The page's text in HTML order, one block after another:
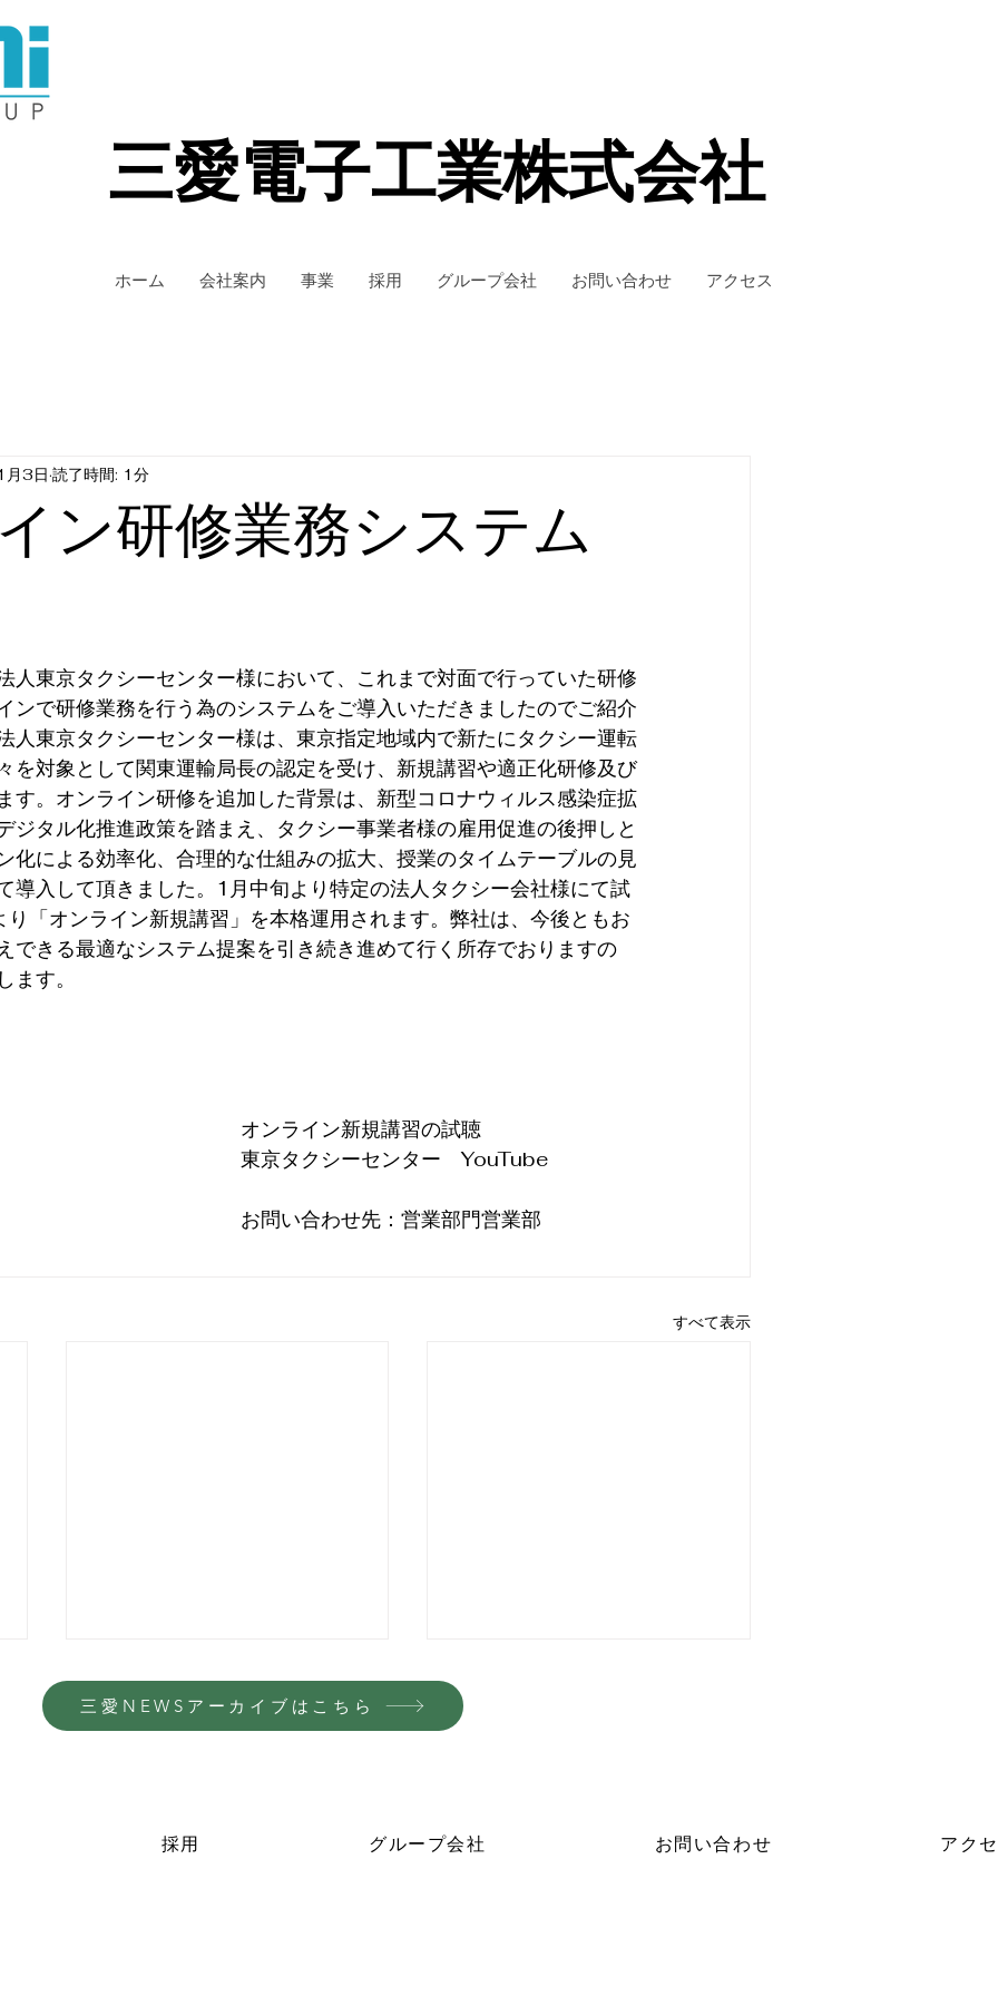
三愛電子工業株式会社
ホーム 会社案内 事業 採用 グループ会社 お問い合わせ アクセス
ン研修業務システム
3日 読了時間: 1分
東京タクシーセンター様において、これまで対面で行っていた研修
ンで研修業務を行う為のシステムをご導入いただきましたのでご紹介
人東京タクシーセンター様は、東京指定地域内で新たにタクシー運転
を対象として関東運輸局長の認定を受け、新規講習や適正化研修及び
す。オンライン研修を追加した背景は、新型コロナウィルス感染症拡
ジタル化推進政策を踏まえ、タクシー事業者様の雇用促進の後押しと
化による効率化、合理的な仕組みの拡大、授業のタイムテーブルの見
導入して頂きました。1月中旬より特定の法人タクシー会社様にて試
「オンライン新規講習」を本格運用されます。弊社は、今後ともお
できる最適なシステム提案を引き続き進めて行く所存でおりますの
ます。
オンライン新規講習の試聴
東京タクシーセンター　YouTube
お問い合わせ先：営業部門営業部
すべて表示
【日常トピックス】新年会・
⑱「カイシャハッケン伝！」
三愛NEWSアーカイブはこちら
採用 グループ会社 お問い合わせ アク